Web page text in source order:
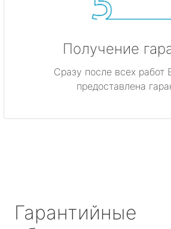
Получение
Сразу после всех работ
предоставлена
Гарантийные